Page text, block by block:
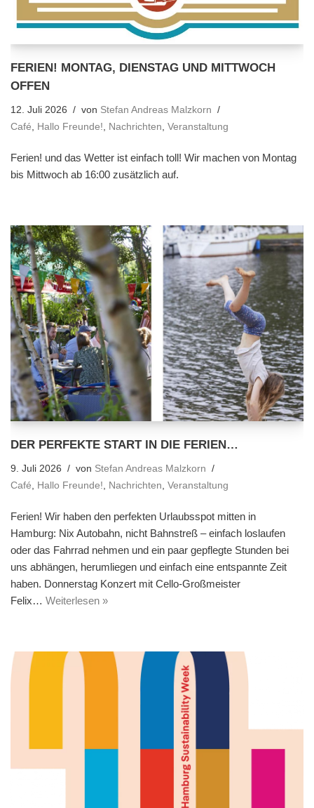
FERIEN! MONTAG, DIENSTAG UND MITTWOCH
OFFEN
12. Juli 2026 von Stefan Andreas Malzkorn
Café, Hallo Freunde!, Nachrichten, Veranstaltung
Ferien! und das Wetter ist einfach toll! Wir machen von Montag
bis Mittwoch ab 16:00 zusätzlich auf.
DER PERFEKTE START IN DIE FERIEN…
9. Juli 2026 von Stefan Andreas Malzkorn
Café
Hallo Freunde! Nachrichten Veranstaltung
Ferien! Wir haben den perfekten Urlaubsspot mitten in
Hamburg: Nix Autobahn, nicht Bahnstreß – einfach loslaufen
oder das Fahrrad nehmen und ein paar gepflegte Stunden bei
uns abhängen, herumliegen und einfach eine entspannte Zeit
haben. Donnerstag Konzert mit Cello-Großmeister
Felix… Weiterlesen »